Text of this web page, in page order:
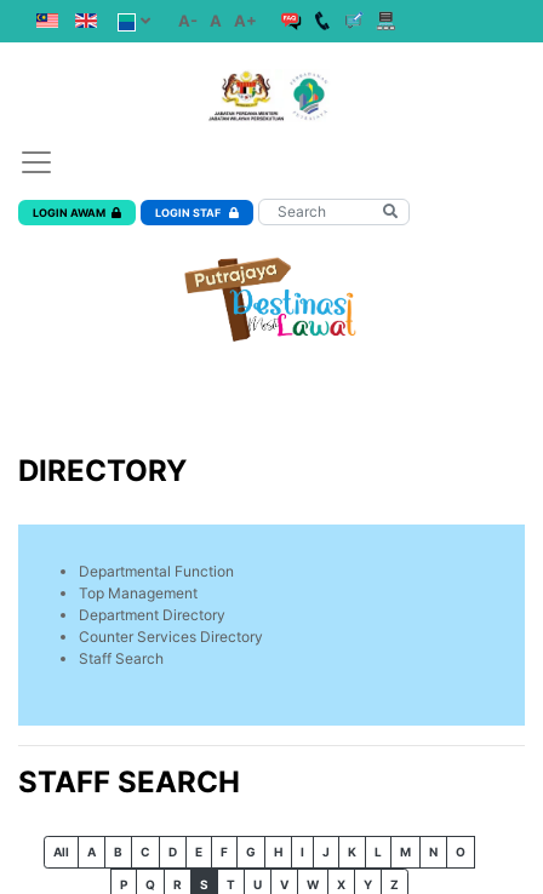
A- A A+
LOGIN AWAM LOGIN STAF
DIRECTORY
Departmental Function
Top Management
Department Directory
Counter Services Directory
Staff Search
STAFF SEARCH
All A B C D E F G H I J K L M N O
P Q R S T U V W X Y Z